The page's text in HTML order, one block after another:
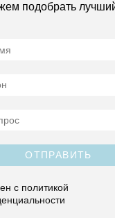
подобрать
ОТПРАВИТЬ
с политикой